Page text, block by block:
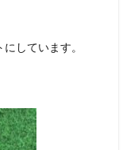
しています。